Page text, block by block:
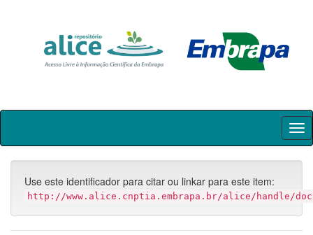
Skip
Use este identificador para citar ou linkar para este item:
http://www.alice.cnptia.embrapa.br/alice/handle/doc/